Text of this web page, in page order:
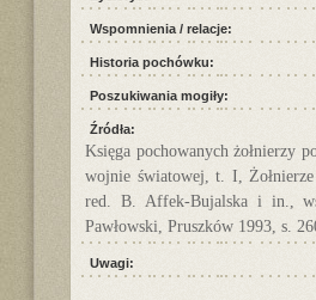
Wspomnienia / relacje:
Historia pochówku:
Poszukiwania mogiły:
Źródła:
Księga pochowanych żołnierzy
wojnie światowej, t. I,
red. B. Affek-Bujalska i in.,
Pawłowski, Pruszków 1993, s.
Uwagi: